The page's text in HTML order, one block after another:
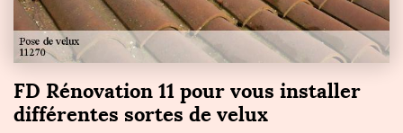
FD Rénovation 11 pour vous installer
différentes sortes de velux